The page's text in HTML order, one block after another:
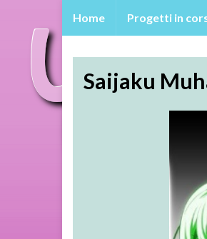
Home Progetti in
Saijaku